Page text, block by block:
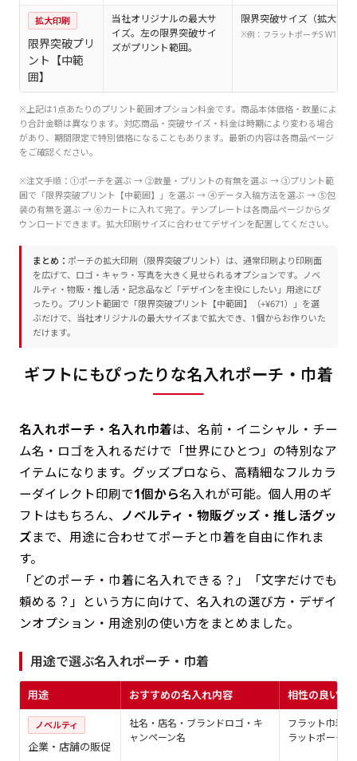
拡大印刷
限界突破プリ
ント【中範
囲】
当社オリジナルの最大サ
イズ。左の限界突破サイ
ズがプリント範囲。
限界突破サイズ（拡大）
※例：フラットポーチS
※上記は1点あたりのプリント範囲オプション料金です。商品本体価格・数量によ
り合計金額は異なります。対応商品・突破サイズ・料金は時期により変わる場合
があり、期間限定で特別価格になることもあります。最新の内容は各商品ページ
をご確認ください。
※注文手順：①ポーチを選ぶ → ②数量・プリントの有無を選ぶ → ③プリント範
囲で「限界突破プリント【中範囲】」を選ぶ → ④データ入稿方法を選ぶ → ⑤包
装の有無を選ぶ → ⑥カートに入れて完了。テンプレートは各商品ページからダ
ウンロードできます。拡大印刷サイズに合わせてデザインを配置してください。
まとめ： ポーチの拡大印刷（限界突破プリント）は、通常印刷より印刷面
を広げて、ロゴ・キャラ・写真を大きく見せられるオプションです。ノベ
ルティ・物販・推し活・記念品など「デザインを主役にしたい」用途にぴ
ったり。プリント範囲で「限界突破プリント【中範囲】（+¥671）」を選
ぶだけで、当社オリジナルの最大サイズまで拡大でき、1個からお作りいた
だけます。
ギフトにもぴったりな名入れポーチ・巾着
名入れポーチ・名入れ巾着は、名前・イニシャル・チー
ム名・ロゴを入れるだけで「世界にひとつ」の特別なア
イテムになります。グッズプロなら、高精細なフルカラ
ーダイレクト印刷で1個から名入れが可能。個人用のギ
フトはもちろん、 ノベルティ・物販グッズ・推し活グッ
ズまで、用途に合わせてポーチと巾着を自由に作れま
す。
「どのポーチ・巾着に名入れできる？」「文字だけでも
頼める？」という方に向けて、名入れの選び方・デザイ
ンオプション・用途別の使い方をまとめました。
用途で選ぶ名入れポーチ・巾着
用途 おすすめの名入れ内容 相性の良いタ
ノベルティ
企業・店舗の販促
社名・店名・ブランドロゴ・キ
ャンペーン名
フラット巾着
ラットポーチ